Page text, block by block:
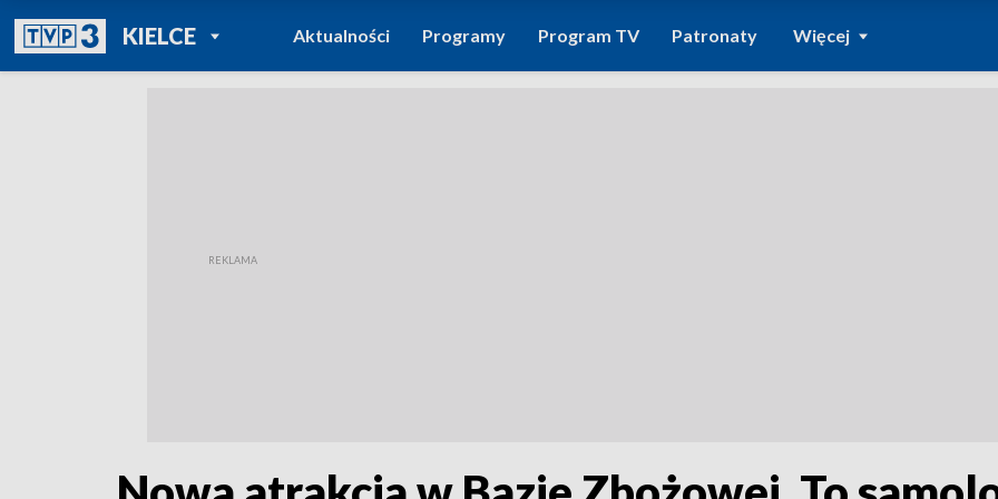
KIELCEPOWRÓT DO
TVP REGIONY
Aktualności Programy Program TV Patronaty Więcej